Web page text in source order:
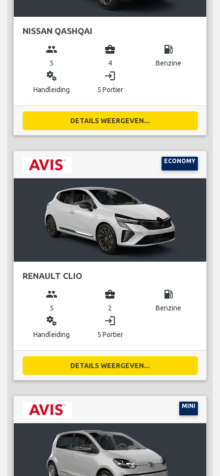
NISSAN QASHQAI
group
5
business_center
4
local_gas_station
Benzine
miscellaneous_services
Handleiding
login
5 Portier
DETAILS WEERGEVEN...
ECONOMY
RENAULT CLIO
group
5
business_center
2
local_gas_station
Benzine
miscellaneous_services
Handleiding
login
5 Portier
DETAILS WEERGEVEN...
MINI